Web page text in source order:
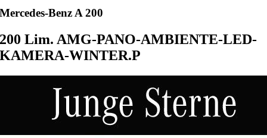
Mercedes-Benz A 200
200 Lim. AMG-PANO-AMBIENTE-LED-
KAMERA-WINTER.P